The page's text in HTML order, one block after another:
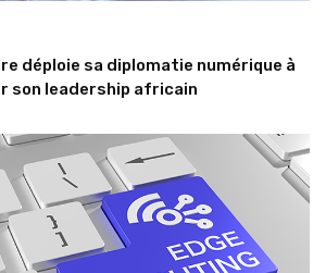
déploie sa diplomatie numérique à
son leadership africain